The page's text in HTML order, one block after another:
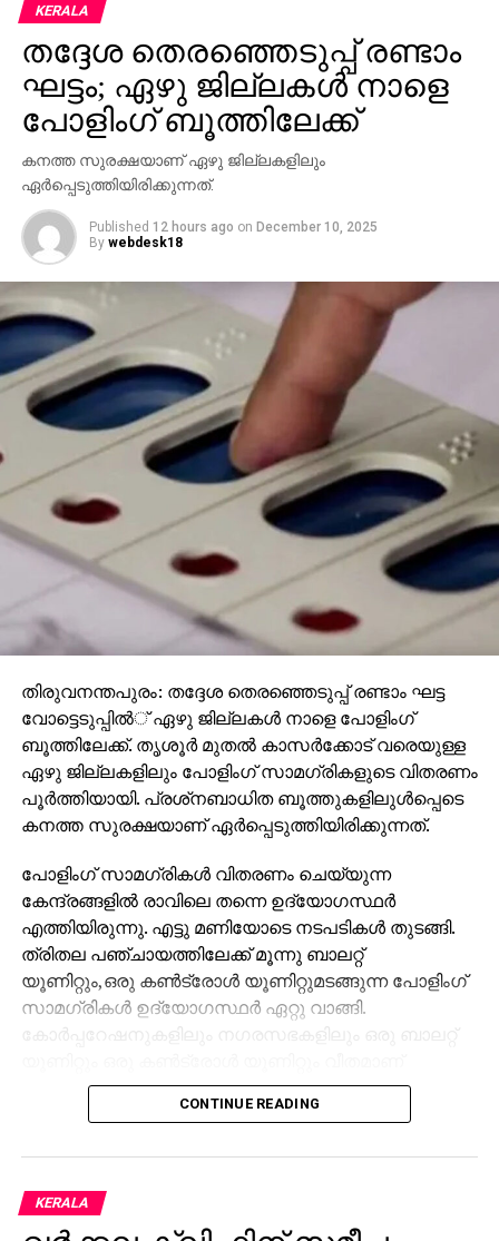
KERALA
തദ്ദേശ തെരഞ്ഞെടുപ്പ് രണ്ടാം
ഘട്ടം; ഏഴു ജില്ലകള്‍ നാളെ
പോളിംഗ് ബൂത്തിലേക്ക്
കനത്ത സുരക്ഷയാണ് ഏഴു ജില്ലകളിലും
ഏര്‍പ്പെടുത്തിയിരിക്കുന്നത്.
Published 12 hours ago on December 10, 2025
By webdesk18
തിരുവനന്തപുരം: തദ്ദേശ തെരഞ്ഞെടുപ്പ് രണ്ടാം ഘട്ട
വോട്ടെടുപ്പില്‍് ഏഴു ജില്ലകള്‍ നാളെ പോളിംഗ്
ബൂത്തിലേക്ക്. തൃശൂര്‍ മുതല്‍ കാസര്‍ക്കോട് വരെയുള്ള
ഏഴു ജില്ലകളിലും പോളിംഗ് സാമഗ്രികളുടെ വിതരണം
പൂര്‍ത്തിയായി. പ്രശ്‌നബാധിത ബൂത്തുകളിലുള്‍പ്പെടെ
കനത്ത സുരക്ഷയാണ് ഏര്‍പ്പെടുത്തിയിരിക്കുന്നത്.
പോളിംഗ് സാമഗ്രികള്‍ വിതരണം ചെയ്യുന്ന
കേന്ദ്രങ്ങളില്‍ രാവിലെ തന്നെ ഉദ്യോഗസ്ഥര്‍
എത്തിയിരുന്നു. എട്ടു മണിയോടെ നടപടികള്‍ തുടങ്ങി.
ത്രിതല പഞ്ചായത്തിലേക്ക് മൂന്നു ബാലറ്റ്
യൂണിറ്റും,ഒരു കണ്‍ട്രോള്‍ യൂണിറ്റുമടങ്ങുന്ന പോളിംഗ്
സാമഗ്രികള്‍ ഉദ്യോഗസ്ഥര്‍ ഏറ്റു വാങ്ങി.
കോര്‍പ്പറേഷനുകളിലും നഗരസഭകളിലും ഒരു ബാലറ്റ്
വിതരണം ചെയ്തത്.
ഏര്‍പ്പെടുത്തിയിരിക്കുന്നത്. വിവിധ കേന്ദ്രങ്ങളില്‍
നിന്നും പോലീസ് സുരക്ഷയിലാണ് ഉദ്യോഗസ്ഥര്‍
പോളിംഗ് സാമഗ്രികളുമായി ബൂത്തുകളിലേക്ക് പോയത്.
CONTINUE READING
KERALA